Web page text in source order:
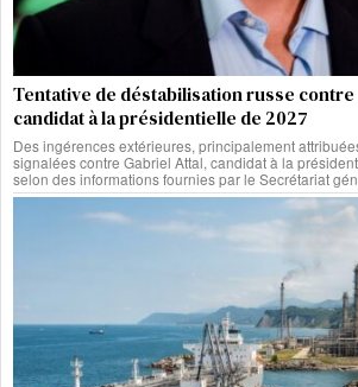
Tentative de déstabilisation russe
candidat à la présidentielle de 2027
Des ingérences extérieures, principalement
signalées contre Gabriel Attal, candidat à la
selon des informations fournies par le Secrétariat